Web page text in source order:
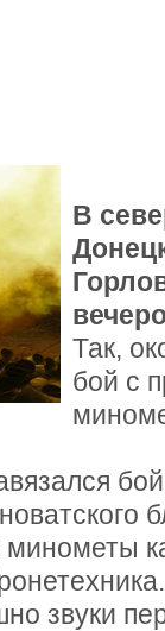
В
Так,
бой с
звуки